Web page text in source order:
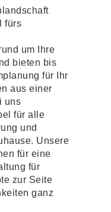
fürs
um Ihre
bieten bis
für Ihr
aus einer
uns
für alle
und
Unsere
für eine
für
zur Seite
ganz